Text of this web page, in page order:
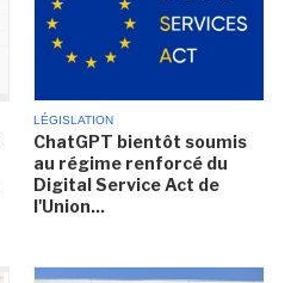
LÉGISLATION
ChatGPT bientôt soumis
au régime renforcé du
Digital Service Act de
l'Union...